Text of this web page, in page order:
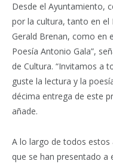
Desde el Ayuntamiento,
por la cultura, tanto en el
Gerald Brenan, como en
Poesía Antonio Gala”,
de Cultura. “Invitamos a
guste la lectura y la
décima entrega de este
añade.
A lo largo de todos estos
que se han presentado a